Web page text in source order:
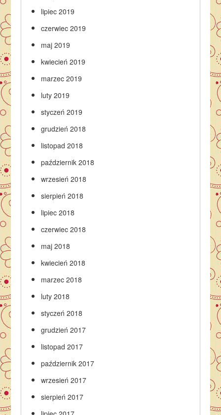
lipiec 2019
czerwiec 2019
maj 2019
kwiecień 2019
marzec 2019
luty 2019
styczeń 2019
grudzień 2018
listopad 2018
październik 2018
wrzesień 2018
sierpień 2018
lipiec 2018
czerwiec 2018
maj 2018
kwiecień 2018
marzec 2018
luty 2018
styczeń 2018
grudzień 2017
listopad 2017
październik 2017
wrzesień 2017
sierpień 2017